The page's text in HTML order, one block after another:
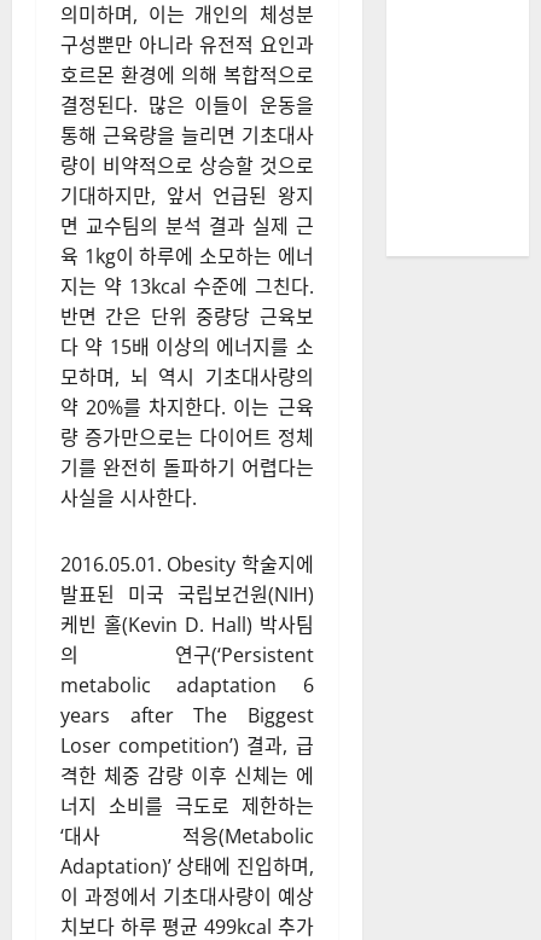
집착하는 다이어트
정체기의 근본적 원
인
기초대사량은 생존을 위해 필요
한 최소한의 에너지 소비량을
의미하며, 이는 개인의 체성분
구성뿐만 아니라 유전적 요인과
호르몬 환경에 의해 복합적으로
결정된다. 많은 이들이 운동을
통해 근육량을 늘리면 기초대사
량이 비약적으로 상승할 것으로
기대하지만, 앞서 언급된 왕지
면 교수팀의 분석 결과 실제 근
육 1kg이 하루에 소모하는 에너
반면 간은 단위 중량당 근육보
다 약 15배 이상의 에너지를 소
모하며, 뇌 역시 기초대사량의
약 20%를 차지한다. 이는 근육
량 증가만으로는 다이어트 정체
기를 완전히 돌파하기 어렵다는
사실을 시사한다.
2016.05.01. Obesity 학술지에
발표된 미국 국립보건원(NIH)
케빈 홀(Kevin D. Hall) 박사팀
의 연구(‘Persistent
metabolic adaptation 6